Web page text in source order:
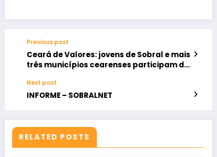
Previous post
Ceará de Valores: jovens de Sobral e mais
três municípios cearenses participam de
Next post
INFORME – SOBRALNET
RELATED POSTS